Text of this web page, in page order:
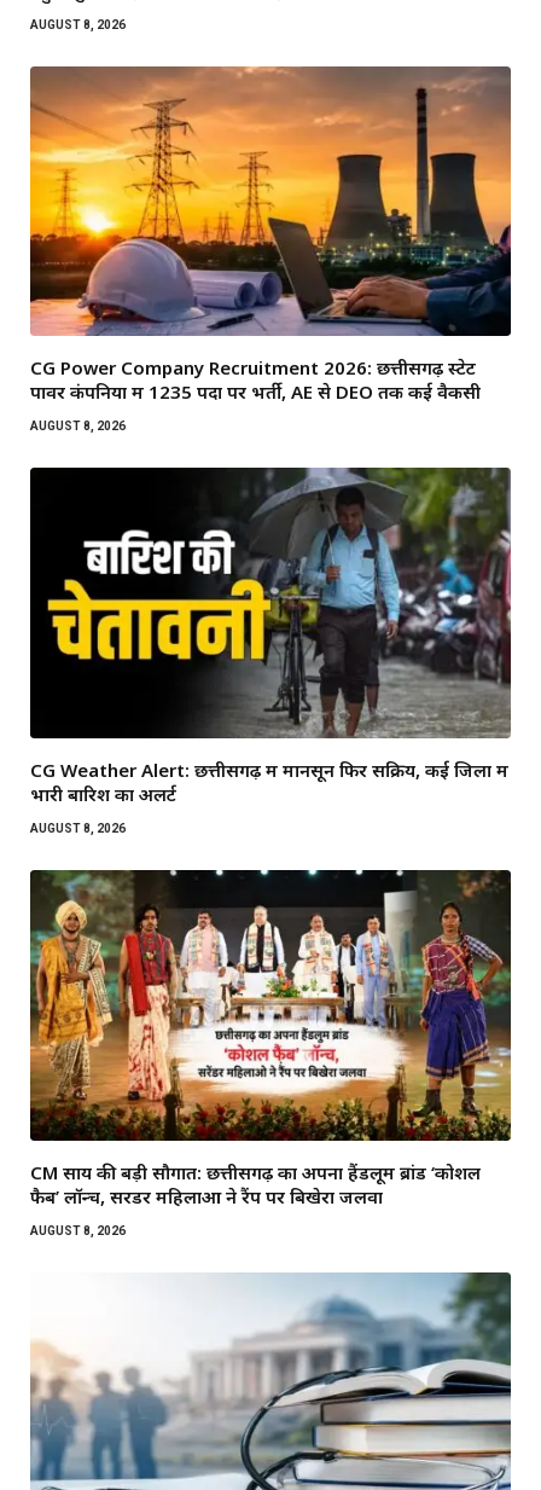
AUGUST 8, 2026
CG Power Company Recruitment 2026: छत्तीसगढ़ स्टेट
पावर कंपनियों में 1235 पदों पर भर्ती, AE से DEO तक कई वैकेंसी
AUGUST 8, 2026
CG Weather Alert: छत्तीसगढ़ में मानसून फिर सक्रिय, कई जिलों में
भारी बारिश का अलर्ट
AUGUST 8, 2026
CM साय की बड़ी सौगात: छत्तीसगढ़ का अपना हैंडलूम ब्रांड ‘कोशल
फैब’ लॉन्च, सरेंडर महिलाओं ने रैंप पर बिखेरा जलवा
AUGUST 8, 2026